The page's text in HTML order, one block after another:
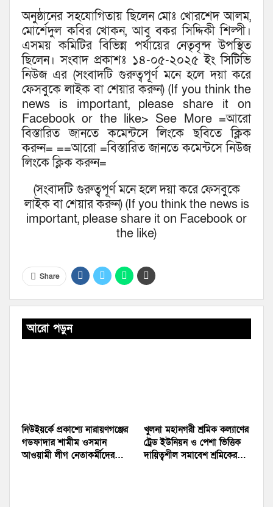
অনুষ্ঠানের সহযোগিতায় ছিলেন মোঃ খোরশেদ আলম,
মোর্শেদুল কবির খোকন, আবু বকর সিদ্দিকী শিল্পী।
এসময় কমিটির বিভিন্ন পর্যায়ের নেতৃবৃন্দ উপস্থিত
ছিলেন। সংবাদ প্রকাশঃ ১৪-০৫-২০২৫ ইং সিটিভি
নিউজ এর (সংবাদটি গুরুত্বপূর্ণ মনে হলে দয়া করে
ফেসবুকে লাইক বা শেয়ার করুন) (If you think the
news is important, please share it on
Facebook or the like> See More =আরো
বিস্তারিত জানতে কমেন্টসে লিংকে ছবিতে ক্লিক
করুন= ==আরো =বিস্তারিত জানতে কমেন্টসে নিউজ
লিংকে ক্লিক করুন=
(সংবাদটি গুরুত্বপূর্ণ মনে হলে দয়া করে ফেসবুকে
লাইক বা শেয়ার করুন) (If you think the news is
important, please share it on Facebook or
the like)
Share
আরো পড়ুন
নিউইয়র্কে প্রকাশ্যে নারায়ণগঞ্জের
গডফাদার শামীম ওসমান
আওয়ামী লীগ নেতাকর্মীদের…
খুলনা মহানগরী শ্রমিক কল্যাণের
ট্রেড ইউনিয়ন ও পেশা ভিত্তিক
দায়িত্বশীল সমাবেশ শ্রমিকের…